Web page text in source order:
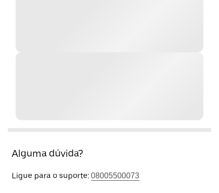
Alguma dúvida?
Ligue para o suporte: 08005500073